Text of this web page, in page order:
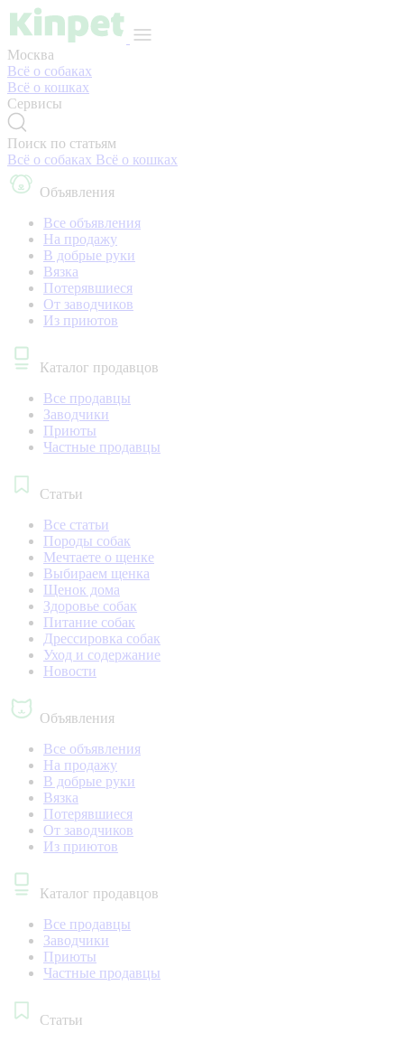
Москва
Всё о собаках
Всё о кошках
Сервисы
Поиск по статьям
Всё о собаках Всё о кошках
Объявления
Все объявления
На продажу
В добрые руки
Вязка
Потерявшиеся
От заводчиков
Из приютов
Каталог продавцов
Все продавцы
Заводчики
Приюты
Частные продавцы
Статьи
Все статьи
Породы собак
Мечтаете о щенке
Выбираем щенка
Щенок дома
Здоровье собак
Питание собак
Дрессировка собак
Уход и содержание
Новости
Объявления
Все объявления
На продажу
В добрые руки
Вязка
Потерявшиеся
От заводчиков
Из приютов
Каталог продавцов
Все продавцы
Заводчики
Приюты
Частные продавцы
Статьи